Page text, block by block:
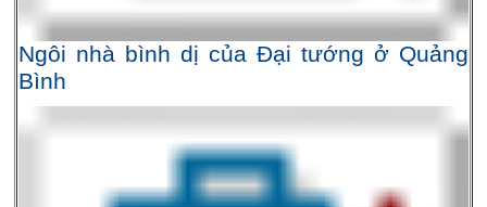
Ngôi nhà bình dị của Đại tướng ở Quảng
Bình